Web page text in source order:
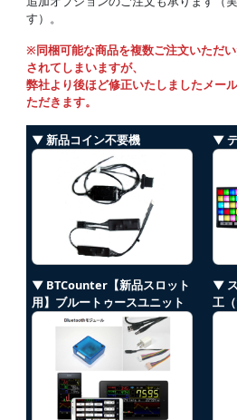
す）。
※同梱可能な商品を複数ご注文いただ
されてしまいますが、
弊社より後ほど修正いたしましたメー
ただきます。
▼ 新品コイン不要機 ▼
▼ BTCounter【新品スロット
用】ブルートゥースユニット
▼
工（